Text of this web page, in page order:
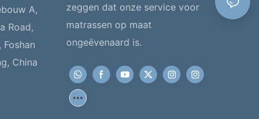
A,
Road,
Foshan
China
zeggen dat onze service voor
matrassen op maat
ongeëvenaard is.